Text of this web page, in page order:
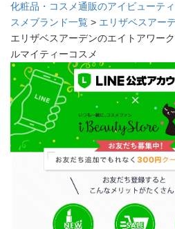
化粧品・コスメ通販のアイビューテ
スメブランド一覧 > エリザベスアー
エリザベスアーデンのエイトアワー
ルマイティーコスメ